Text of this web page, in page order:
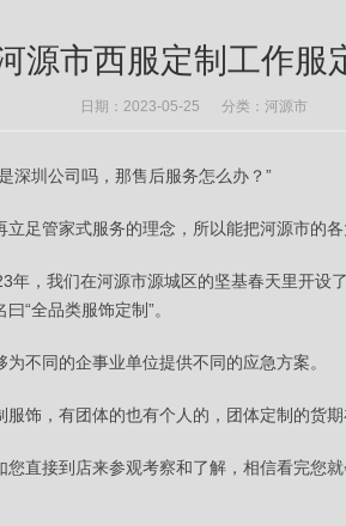
源市西服定制工作服
日期：2023-05-25 分类： 河源市
深圳公司吗，那售后服务怎么办？”
足管家式服务的理念，所以能把河源市的
年，我们在河源市源城区的坚基春天里开设
“全品类服饰定制”。
不同的企事业单位提供不同的应急方案。
饰，有团体的也有个人的，团体定制的货
直接到店来参观考察和了解，相信看完您